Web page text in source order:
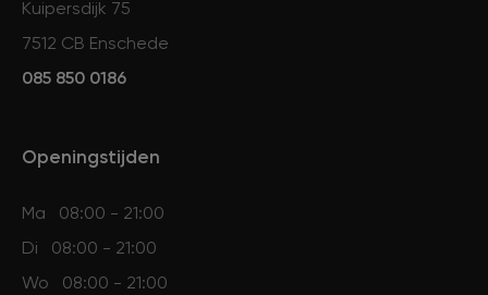
Kuipersdijk 75
7512 CB Enschede
085 850 0186
Openingstijden
Ma
08:00 - 21:00
Di
08:00 - 21:00
Wo
08:00 - 21:00